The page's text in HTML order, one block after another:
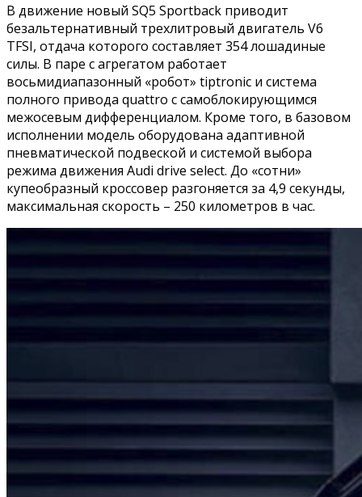
В движение новый SQ5 Sportback приводит
безальтернативный трехлитровый двигатель V6
TFSI, отдача которого составляет 354 лошадиные
силы. В паре с агрегатом работает
восьмидиапазонный «робот» tiptronic и система
полного привода quattro с самоблокирующимся
межосевым дифференциалом. Кроме того, в базовом
исполнении модель оборудована адаптивной
пневматической подвеской и системой выбора
режима движения Audi drive select. До «сотни»
купеобразный кроссовер разгоняется за 4,9 секунды,
максимальная скорость – 250 километров в час.